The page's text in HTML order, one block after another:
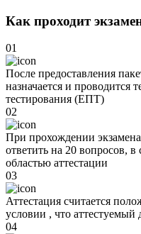
Как проходит
01
После предоставления
назначается и проводится
тестирования (ЕПТ)
02
При прохождении
ответить на 20 вопросов, в
областью аттестации
03
Аттестация считается
условии , что аттестуемый
04